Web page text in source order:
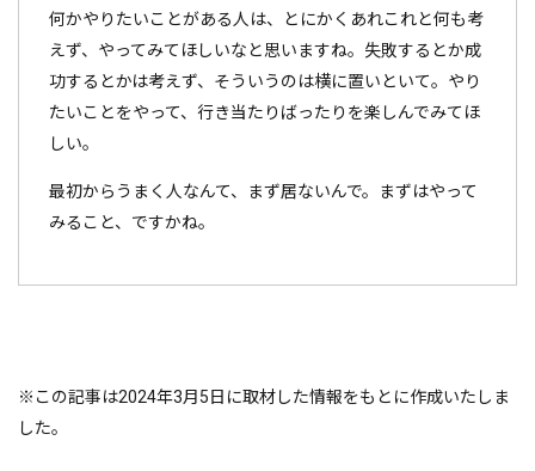
何かやりたいことがある人は、とにかくあれこれと何も考
えず、やってみてほしいなと思いますね。失敗するとか成
功するとかは考えず、そういうのは横に置いといて。やり
たいことをやって、行き当たりばったりを楽しんでみてほ
しい。
最初からうまく人なんて、まず居ないんで。まずはやって
みること、ですかね。
※この記事は2024年3月5日に取材した情報をもとに作成いたしま
した。